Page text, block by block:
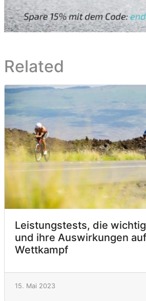
Related
Leistungstests, die
und ihre Auswirkungen
Wettkampf
15. Mai 2023